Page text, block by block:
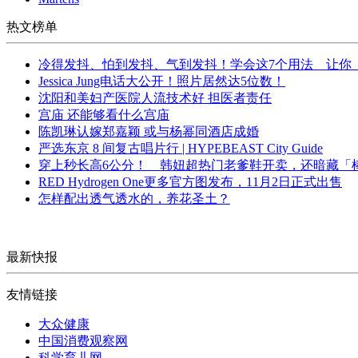
热文榜单
冷得发抖、怕到发抖、气到发抖！学会这7个用法 让你
Jessica Jung电话大公开！照片居然达5位数！
沈阳和美妇产医院人流技术好 担医者责任
宫庙 还能够看什么宫庙
陈凯琳认嫁郑嘉颖 或与杨幂同酒店成婚
严选东京 8 间复古唱片行 | HYPEBEAST City Guide
穿上秒长高6公分！ 韩妞超热门老爹鞋开卖，还暗藏「
RED Hydrogen One更多官方图发布，11月2日正式出售
怎样配出透气透水的，养花圣土？
最新快报
友情链接
大众健康
中国消费观察网